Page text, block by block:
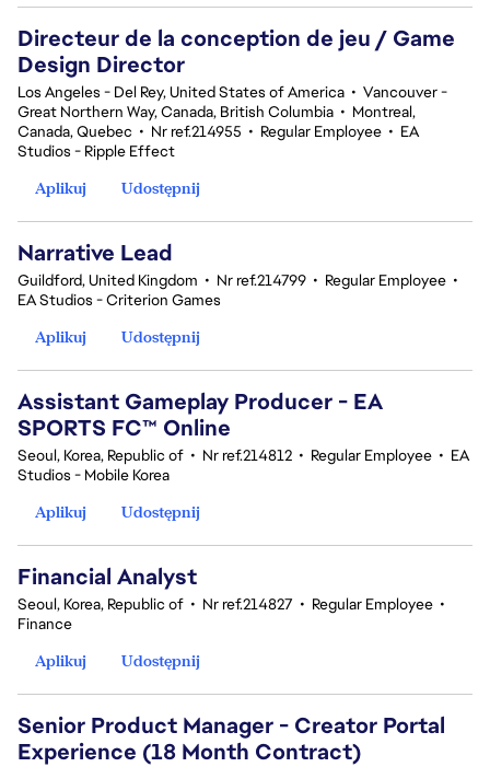
Directeur de la conception de jeu / Game
Design Director
Los Angeles - Del Rey, United States of America • Vancouver -
Great Northern Way, Canada, British Columbia • Montreal,
Canada, Quebec • Nr ref.214955 • Regular Employee • EA
Studios - Ripple Effect
Aplikuj
Udostępnij
Narrative Lead
Guildford, United Kingdom • Nr ref.214799 • Regular Employee •
EA Studios - Criterion Games
Aplikuj
Udostępnij
Assistant Gameplay Producer - EA
SPORTS FC™ Online
Seoul, Korea, Republic of • Nr ref.214812 • Regular Employee • EA
Studios - Mobile Korea
Aplikuj
Udostępnij
Financial Analyst
Seoul, Korea, Republic of • Nr ref.214827 • Regular Employee •
Finance
Aplikuj
Udostępnij
Senior Product Manager - Creator Portal
Experience (18 Month Contract)